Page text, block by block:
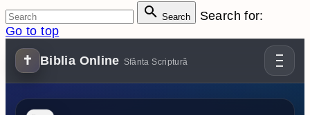
Search
Search for:
Go to top
✝ Biblia Online Sfânta Scriptură